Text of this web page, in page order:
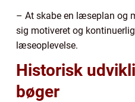
– At skabe en læseplan og
sig motiveret og
læseoplevelse.
Historisk
bøger